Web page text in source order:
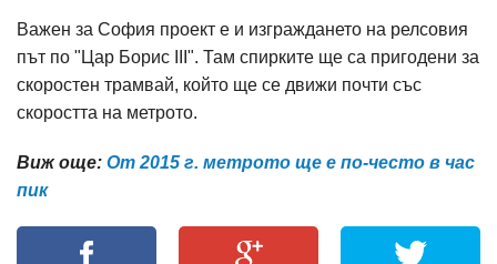
Важен за София проект е и изграждането на релсовия
път по "Цар Борис III". Там спирките ще са пригодени за
скоростен трамвай, който ще се движи почти със
скоростта на метрото.
Виж още: От 2015 г. метрото ще е по-често в час
пик